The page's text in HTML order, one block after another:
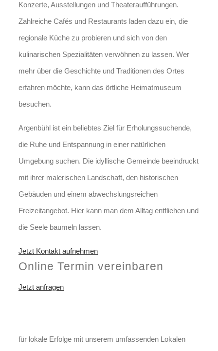
Konzerte, Ausstellungen und Theateraufführungen.
Zahlreiche Cafés und Restaurants laden dazu ein, die
regionale Küche zu probieren und sich von den
kulinarischen Spezialitäten verwöhnen zu lassen. Wer
mehr über die Geschichte und Traditionen des Ortes
erfahren möchte, kann das örtliche Heimatmuseum
besuchen.
Argenbühl ist ein beliebtes Ziel für Erholungssuchende,
die Ruhe und Entspannung in einer natürlichen
Umgebung suchen. Die idyllische Gemeinde beeindruckt
mit ihrer malerischen Landschaft, den historischen
Gebäuden und einem abwechslungsreichen
Freizeitangebot. Hier kann man dem Alltag entfliehen und
die Seele baumeln lassen.
Jetzt Kontakt aufnehmen
Online Termin vereinbaren
Jetzt anfragen
für lokale Erfolge mit unserem umfassenden Lokalen